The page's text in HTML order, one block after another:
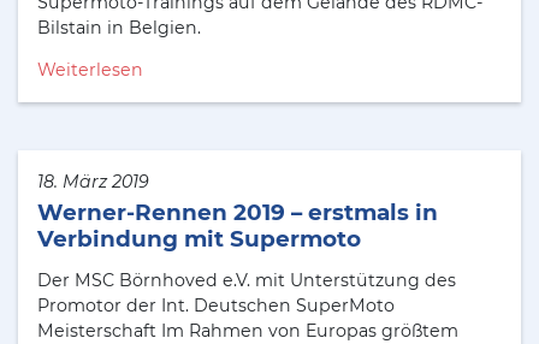
Bilstain in Belgien.
Weiterlesen
18. März 2019
Werner-Rennen 2019 – erstmals in
Verbindung mit Supermoto
Der MSC Börnhoved e.V. mit Unterstützung des
Promotor der Int. Deutschen SuperMoto
Meisterschaft Im Rahmen von Europas größtem